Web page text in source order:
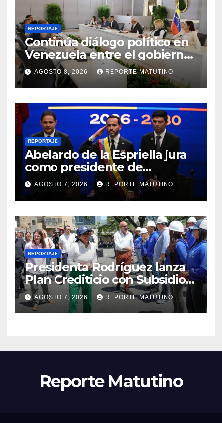
REPORTAJE
Continúa diálogo político en
Venezuela entre el gobierno
y la oposición
AGOSTO 8, 2026 REPORTE MATUTINO
REPORTAJE
Abelardo de la Espriella jura
como presidente de
Colombia para el periodo
2026-2030
AGOSTO 7, 2026 REPORTE MATUTINO
REPORTAJE
Presidenta Rodríguez lanza
Plan Crediticio con Subsidio
Directo en encuentro con
Juntas de Condominio
AGOSTO 7, 2026 REPORTE MATUTINO
Reporte Matutino